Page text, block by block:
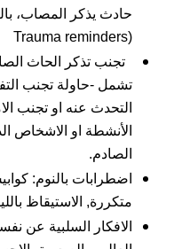
حادث يذكر المصاب،
(Trauma reminders
تجنب تذكر الحاث
تشمل -حاولة تجنب
التحدث عنه او تجنب
الأنشطة او الاشخاص
الصادم.
اضطرابات بالنوم:
متكررة, الاستيقاظ
الافكار السلبية عن